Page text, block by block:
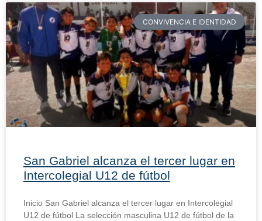
CONVIVENCIA E IDENTIDAD
San Gabriel alcanza el tercer lugar en
Intercolegial U12 de fútbol
Inicio San Gabriel alcanza el tercer lugar en Intercolegial
U12 de fútbol La selección masculina U12 de fútbol de la